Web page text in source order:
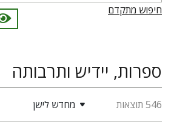
חיפוש מתקדם
ספרות, יידיש ותרבותה
546 תוצאות מחדש לישן